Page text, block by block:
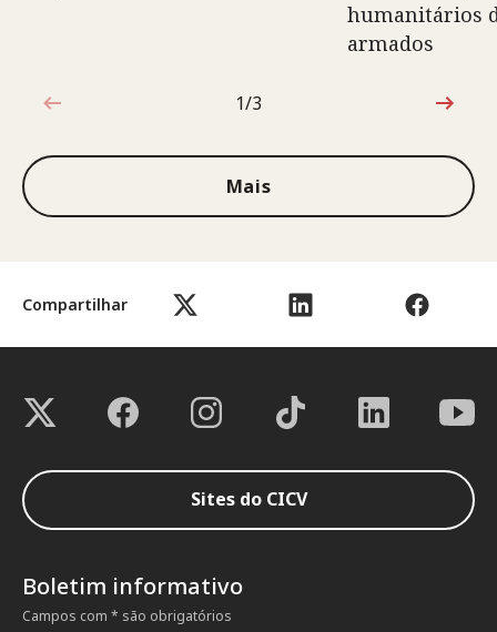
Compartilhar
humanitários
armados
1 de 3
1/3
Mais
Sites do CICV
Boletim informativo
Campos com * são obrigatórios